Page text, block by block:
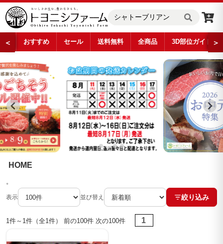
＜ おすすめ セール 送料無料 全商品 3D部位ガイド ＞
HOME
。
表示 並び替え 絞り込み
1件～1件（全1件） 前の100件 次の100件 1